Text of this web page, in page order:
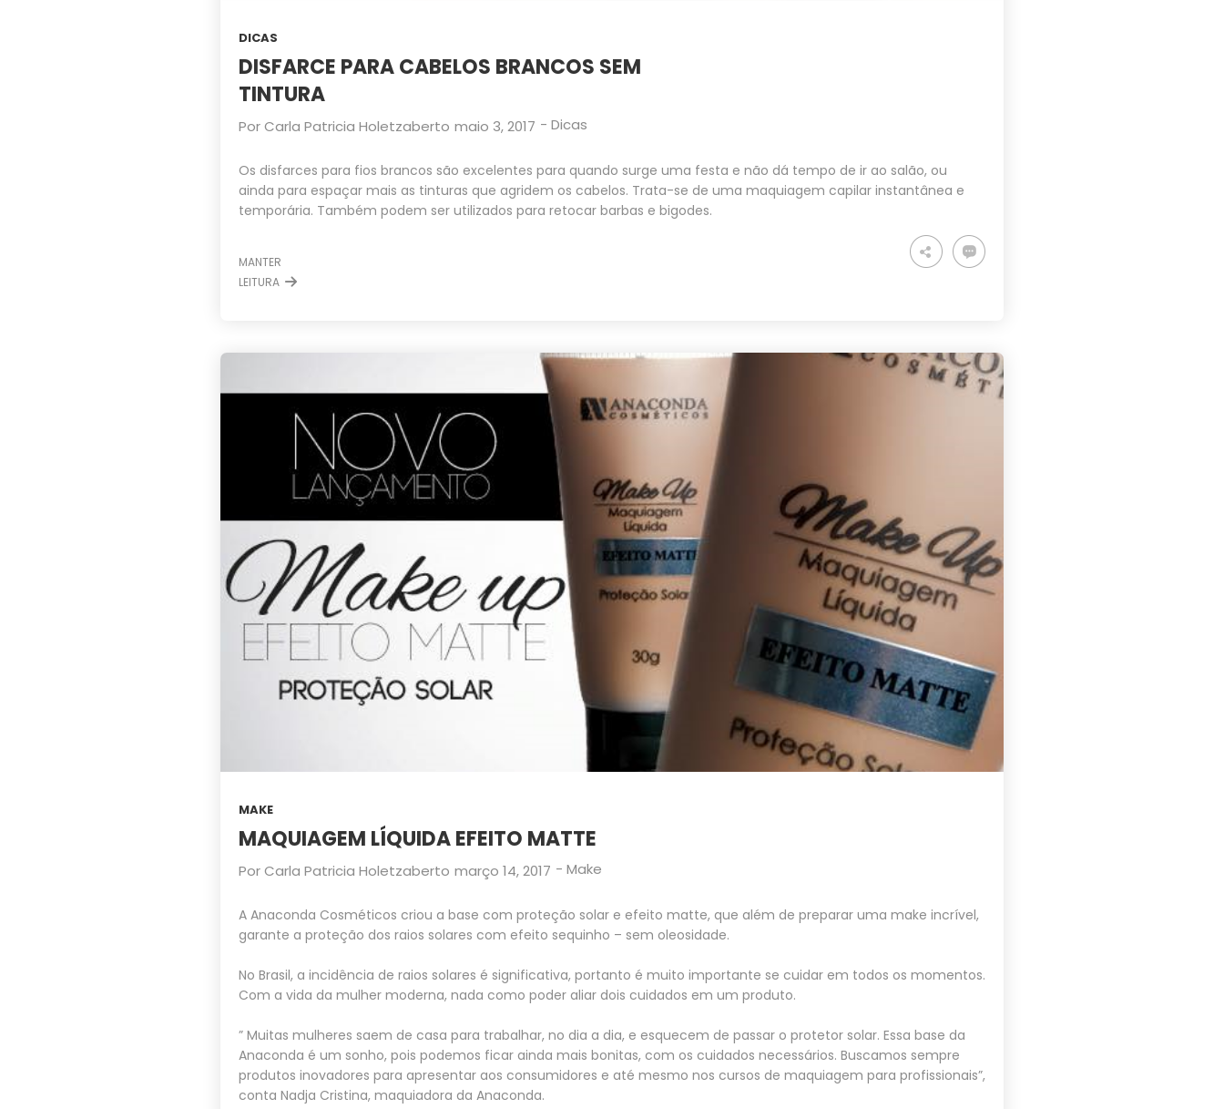
DICAS
DISFARCE PARA CABELOS BRANCOS SEM
TINTURA
PorCarla Patricia Holetzaberto maio 3, 2017 - Dicas
Os disfarces para fios brancos são excelentes para quando surge uma festa e não dá tempo de ir ao salão, ou
ainda para espaçar mais as tinturas que agridem os cabelos. Trata-se de uma maquiagem capilar instantânea e
temporária. Também podem ser utilizados para retocar barbas e bigodes.
MANTER
LEITURA
MAKE
MAQUIAGEM LÍQUIDA EFEITO MATTE
PorCarla Patricia Holetzaberto março 14, 2017 - Make
A Anaconda Cosméticos criou a base com proteção solar e efeito matte, que além de preparar uma make incrível,
garante a proteção dos raios solares com efeito sequinho – sem oleosidade.
No Brasil, a incidência de raios solares é significativa, portanto é muito importante se cuidar em todos os momentos.
Com a vida da mulher moderna, nada como poder aliar dois cuidados em um produto.
” Muitas mulheres saem de casa para trabalhar, no dia a dia, e esquecem de passar o protetor solar. Essa base da
Anaconda é um sonho, pois podemos ficar ainda mais bonitas, com os cuidados necessários. Buscamos sempre
produtos inovadores para apresentar aos consumidores e até mesmo nos cursos de maquiagem para profissionais”,
conta Nadja Cristina, maquiadora da Anaconda.